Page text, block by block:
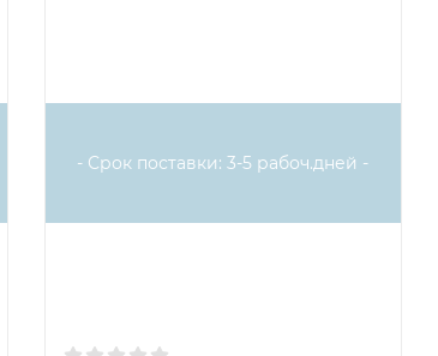
- Срок поставки: 3-5 рабоч.дней -